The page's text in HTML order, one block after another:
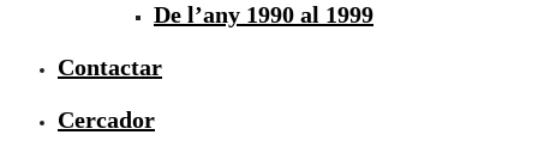
De l’any 1990 al 1999
Contactar
Cercador